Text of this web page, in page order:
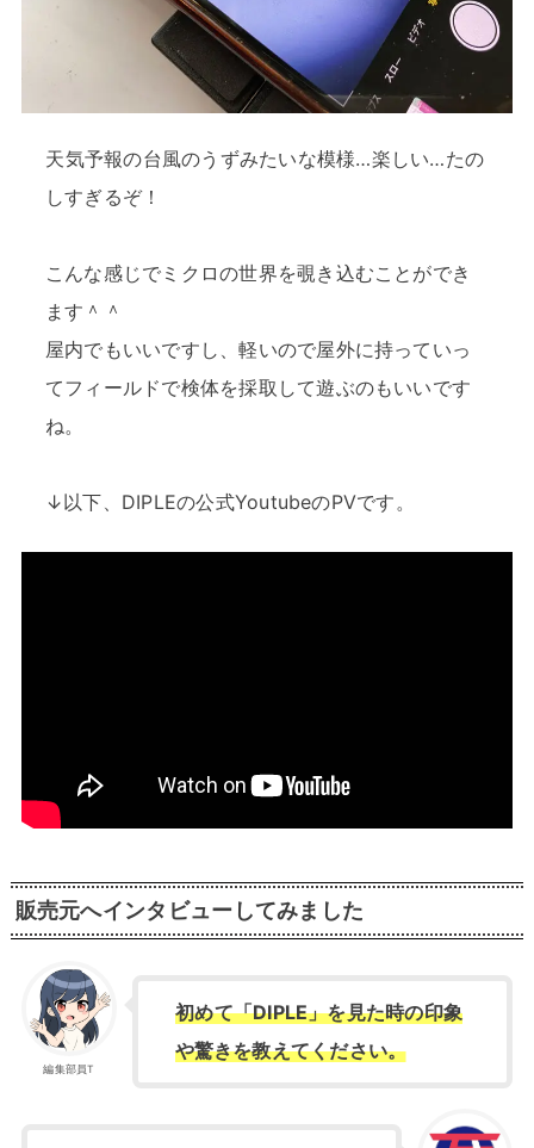
天気予報の台風のうずみたいな模様…楽しい…たの
しすぎるぞ！
こんな感じでミクロの世界を覗き込むことができ
ます＾＾
屋内でもいいですし、軽いので屋外に持っていっ
てフィールドで検体を採取して遊ぶのもいいです
ね。
↓以下、DIPLEの公式YoutubeのPVです。
販売元へインタビューしてみました
編集部員T
初めて「DIPLE」を見た時の印象
や驚きを教えてください。